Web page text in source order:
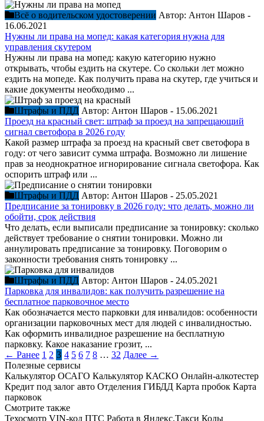
Всё о водительском удостоверении Автор: Антон Шаров -
16.06.2021
Нужны ли права на мопед: какая категория нужна для
управления скутером
Нужны ли права на мопед: какую категорию нужно
открывать, чтобы ездить на скутере. Со скольки лет можно
ездить на мопеде. Как получить права на скутер, где учиться и
какие документы необходимо ...
Штрафы и ПДД Автор: Антон Шаров - 15.06.2021
Проезд на красный свет: штраф за проезд на запрещающий
сигнал светофора в 2026 году
Какой размер штрафа за проезд на красный свет светофора в
году: от чего зависит сумма штрафа. Возможно ли лишение
прав за неоднократное игнорирование сигнала светофора. Как
оспорить штраф или ...
Штрафы и ПДД Автор: Антон Шаров - 25.05.2021
Предписание за тонировку в 2026 году: что делать, можно ли
обойти, срок действия
Что делать, если выписали предписание за тонировку: сколько
действует требование о снятии тонировки. Можно ли
аннулировать предписание за тонировку. Поговорим о
законности требования снять тонировку ...
Штрафы и ПДД Автор: Антон Шаров - 24.05.2021
Парковка для инвалидов: как получить разрешение на
бесплатное парковочное место
Как обозначается место парковки для инвалидов: особенности
организации парковочных мест для людей с инвалидностью.
Как оформить инвалидное разрешение на бесплатную
парковку. Какое наказание грозит, ...
← Ранее 1 2 3 4 5 6 7 8 … 32 Далее →
Полезные сервисы
Калькулятор ОСАГО Калькулятор КАСКО Онлайн-алкотестер
Кредит под залог авто Отделения ГИБДД Карта пробок Карта
парковок
Смотрите также
Техосмотр VIN-код ПТС Работа в Яндекс.Такси Коды